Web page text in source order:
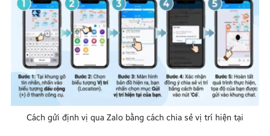
Cách gửi định vị qua Zalo bằng cách chia sẻ vị trí hiện tại